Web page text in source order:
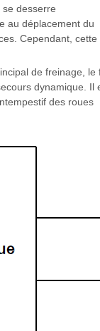
desserre
au déplacement du
Cependant, cette
de freinage, le
dynamique. Il
des roues